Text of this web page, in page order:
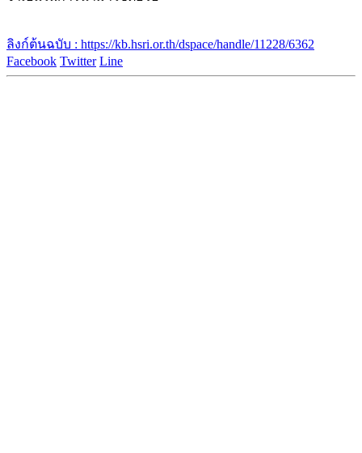
ลิงก์ต้นฉบับ : https://kb.hsri.or.th/dspace/handle/11228/6362
Facebook Twitter Line